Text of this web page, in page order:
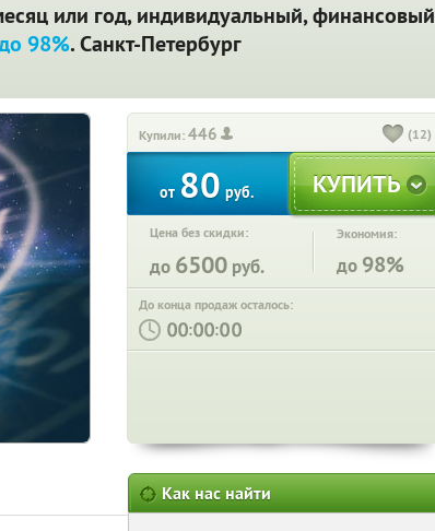
или год, индивидуальный, финансовый
98%. Санкт-Петербург
Купили:446 (12)
от 80руб.
Цена без скидки:
до 6500 руб.
Экономия:
до 98%
До конца продаж осталось:
: :
Как нас найти